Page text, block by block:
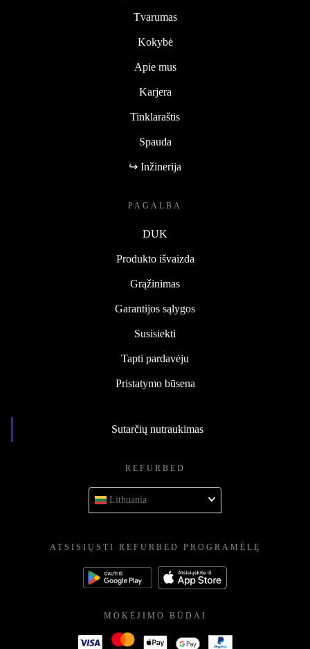
Tvarumas
Kokybė
Apie mus
Karjera
Tinklaraštis
Spauda
↪ Inžinerija
PAGALBA
DUK
Produkto išvaizda
Grąžinimas
Garantijos sąlygos
Susisiekti
Tapti pardavėju
Pristatymo būsena
Sutarčių nutraukimas
REFURBED
Lithuania
ATSISIŲSTI REFURBED PROGRAMĖLĘ
MOKĖJIMO BŪDAI